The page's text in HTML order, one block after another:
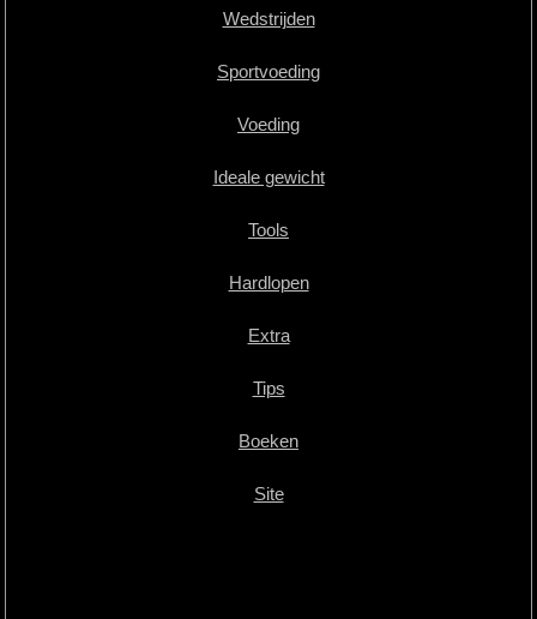
Wedstrijden
Sportvoeding
Voeding
Ideale gewicht
Tools
Hardlopen
Extra
Tips
Boeken
Site